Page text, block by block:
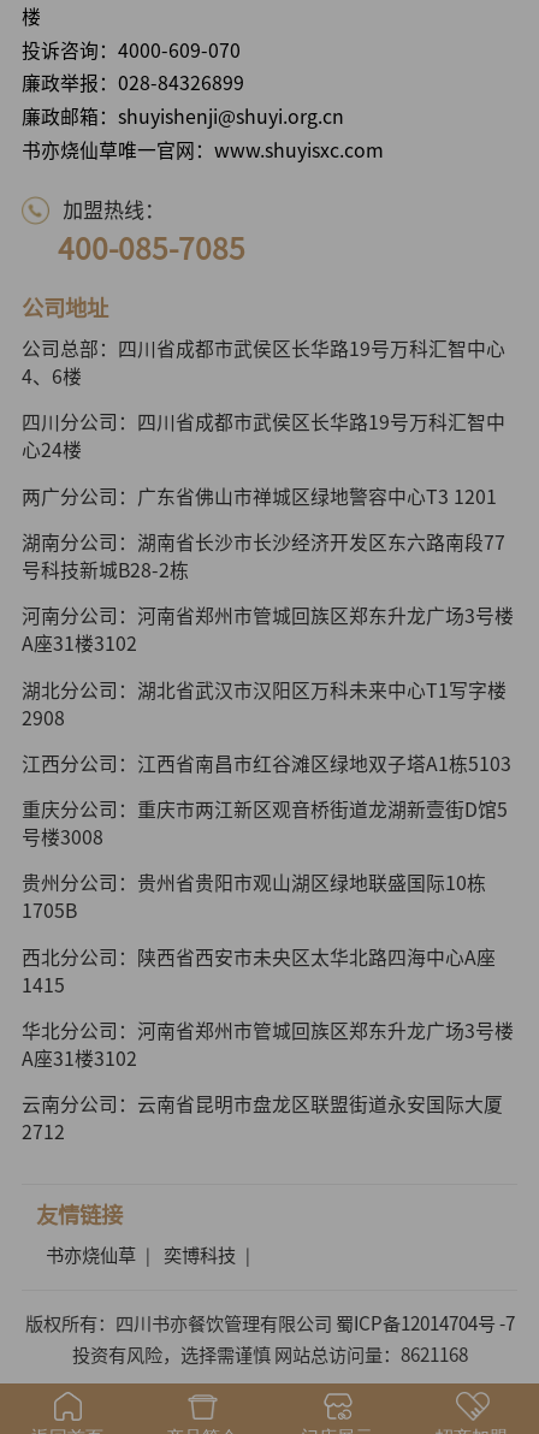
楼
投诉咨询： 4000-609-070
廉政举报： 028-84326899
廉政邮箱：shuyishenji@shuyi.org.cn
书亦烧仙草唯一官网：www.shuyisxc.com
加盟热线：
400-085-7085
公司地址
公司总部：四川省成都市武侯区长华路19号万科汇智中心
4、6楼
四川分公司：四川省成都市武侯区长华路19号万科汇智中
心24楼
两广分公司：广东省佛山市禅城区绿地警容中心T3 1201
湖南分公司：湖南省长沙市长沙经济开发区东六路南段77
号科技新城B28-2栋
河南分公司：河南省郑州市管城回族区郑东升龙广场3号楼
A座31楼3102
湖北分公司：湖北省武汉市汉阳区万科未来中心T1写字楼
2908
江西分公司：江西省南昌市红谷滩区绿地双子塔A1栋5103
重庆分公司：重庆市两江新区观音桥街道龙湖新壹街D馆5
号楼3008
贵州分公司：贵州省贵阳市观山湖区绿地联盛国际10栋
1705B
西北分公司：陕西省西安市未央区太华北路四海中心A座
1415
华北分公司：河南省郑州市管城回族区郑东升龙广场3号楼
A座31楼3102
云南分公司：云南省昆明市盘龙区联盟街道永安国际大厦
2712
友情链接
书亦烧仙草 奕博科技
版权所有：四川书亦餐饮管理有限公司 蜀ICP备12014704号 -7
投资有风险，选择需谨慎 网站总访问量：8621168